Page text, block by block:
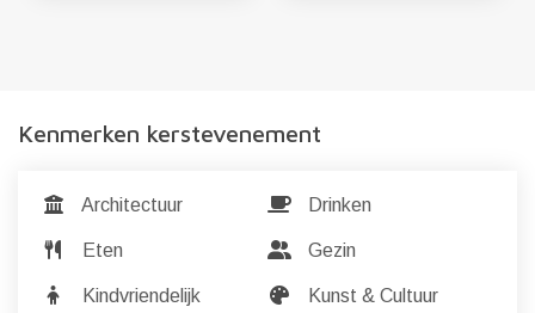
Kenmerken kerstevenement
Architectuur Drinken
Eten Gezin
Kindvriendelijk Kunst & Cultuur